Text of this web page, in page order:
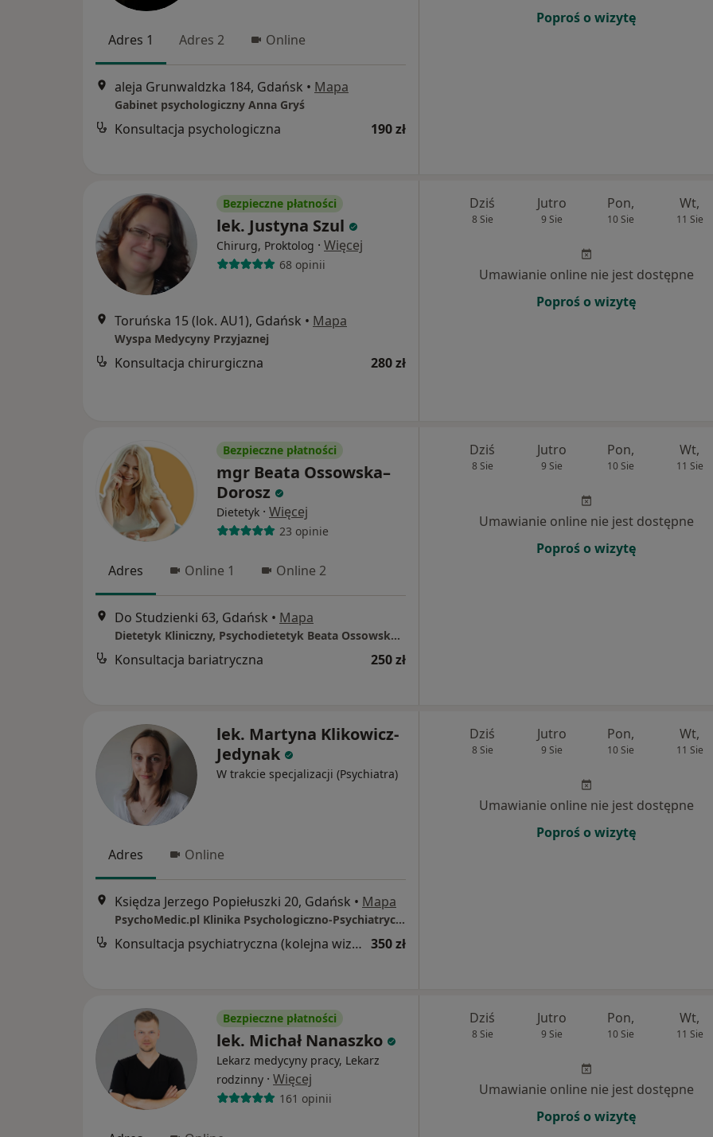
Adres 1 Adres 2 Online
aleja Grunwaldzka 184, Gdańsk • Mapa
Gabinet psychologiczny Anna Gryś
Konsultacja psychologiczna 190 zł
Poproś o wizytę
Bezpieczne płatności
lek. Justyna Szul
Chirurg, Proktolog · Więcej
68 opinii
Toruńska 15 (lok. AU1), Gdańsk • Mapa
Wyspa Medycyny Przyjaznej
Konsultacja chirurgiczna 280 zł
Dziś
8 Sie
Jutro
9 Sie
Pon,
10 Sie
Wt,
11 Sie
Umawianie online nie jest dostępne
Poproś o wizytę
Bezpieczne płatności
mgr Beata Ossowska–
Dorosz
Dietetyk · Więcej
23 opinie
Adres Online 1 Online 2
Do Studzienki 63, Gdańsk • Mapa
Dietetyk Kliniczny, Psychodietetyk Beata Ossowska-Dorosz
Konsultacja bariatryczna 250 zł
Dziś
8 Sie
Jutro
9 Sie
Pon,
10 Sie
Wt,
11 Sie
Umawianie online nie jest dostępne
Poproś o wizytę
lek. Martyna Klikowicz-
Jedynak
W trakcie specjalizacji (Psychiatra)
Adres Online
Księdza Jerzego Popiełuszki 20, Gdańsk • Mapa
PsychoMedic.pl Klinika Psychologiczno-Psychiatryczna Gdańsk ul. Popiełuszki 20 (Młyniska)
Konsultacja psychiatryczna (kolejna wizyta) 350 zł
Dziś
8 Sie
Jutro
9 Sie
Pon,
10 Sie
Wt,
11 Sie
Umawianie online nie jest dostępne
Poproś o wizytę
Bezpieczne płatności
lek. Michał Nanaszko
Lekarz medycyny pracy, Lekarz
rodzinny · Więcej
161 opinii
Dziś
8 Sie
Jutro
9 Sie
Pon,
10 Sie
Wt,
11 Sie
Umawianie online nie jest dostępne
Poproś o wizytę